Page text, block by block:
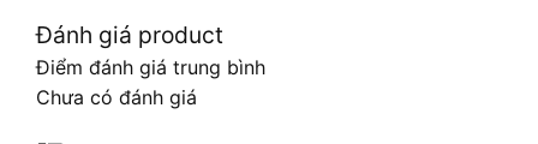
Đánh giá product
Điểm đánh giá trung bình
Chưa có đánh giá